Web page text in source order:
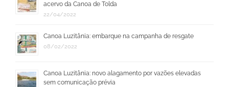
acervo da Canoa de Tolda
22/04/2022
Canoa Luzitânia: embarque na campanha de resgate
08/02/2022
Canoa Luzitânia: novo alagamento por vazões elevadas
sem comunicação prévia